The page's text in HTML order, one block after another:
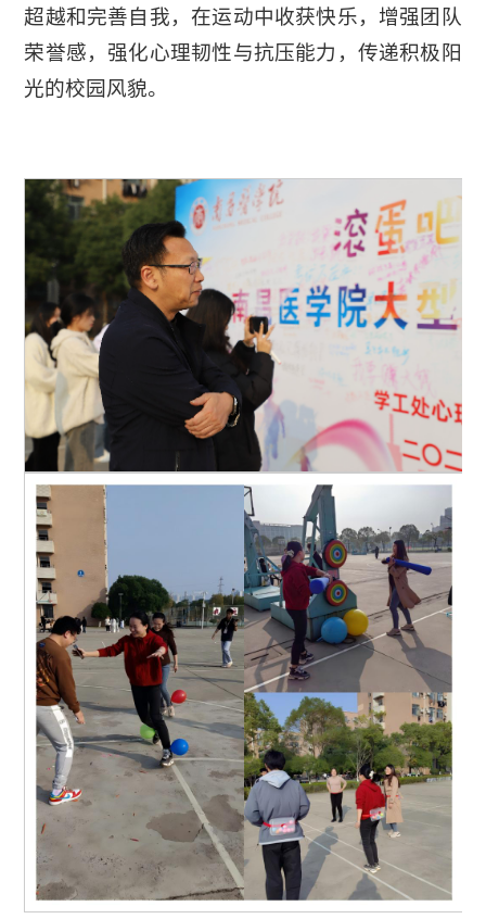
超越和完善自我，在运动中收获快乐，增强团队
荣誉感，强化心理韧性与抗压能力，传递积极阳
光的校园风貌。